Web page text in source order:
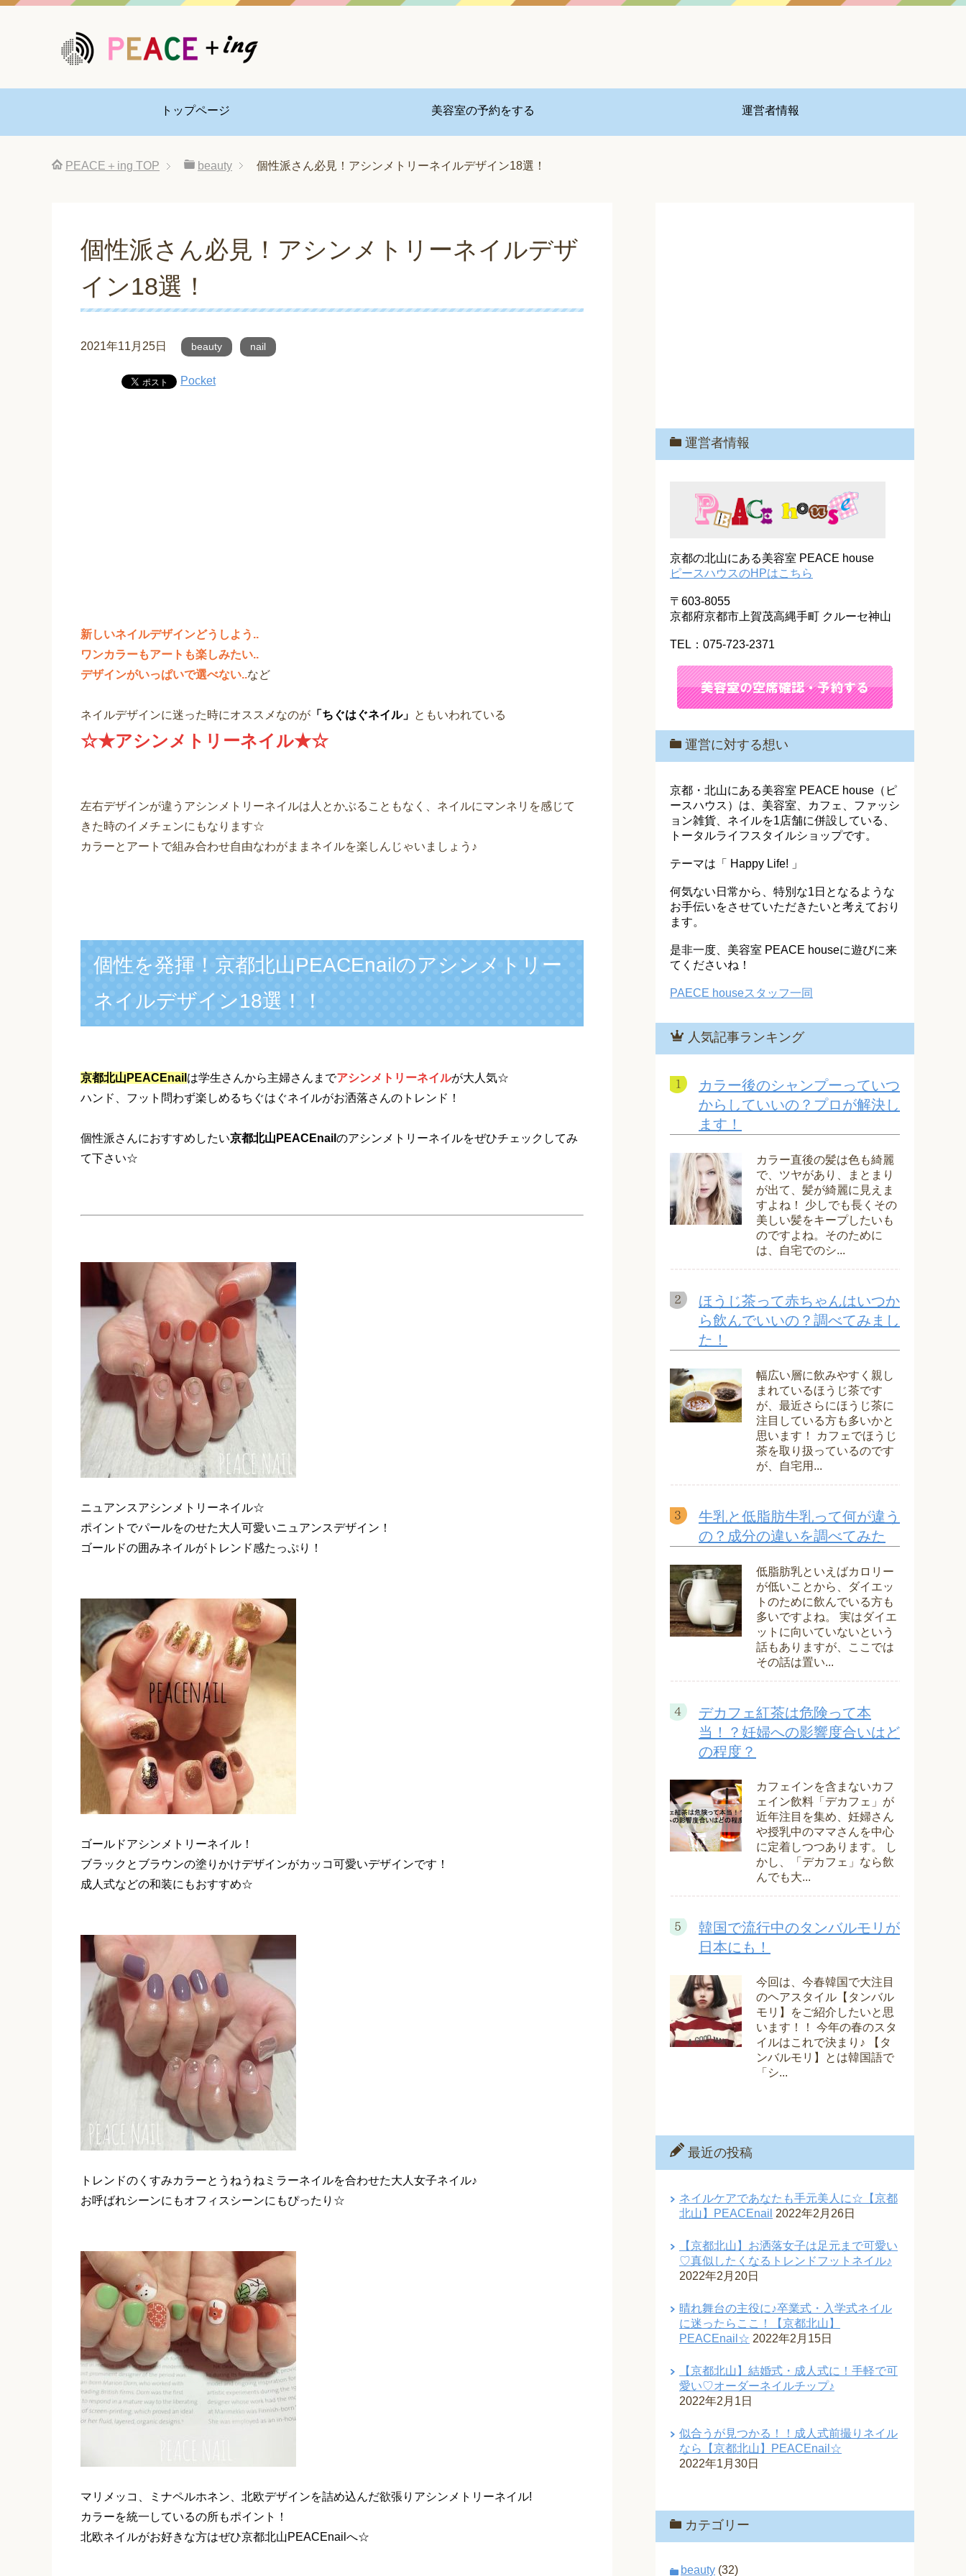
トップページ 美容室の予約をする 運営者情報
PEACE＋ing TOP beauty 個性派さん必見！アシンメトリーネイルデザイン18選！
個性派さん必見！アシンメトリーネイルデザ
イン18選！
2021年11月25日 beauty nail
Pocket
新しいネイルデザインどうしよう..
ワンカラーもアートも楽しみたい..
デザインがいっぱいで選べない..など
ネイルデザインに迷った時にオススメなのが 「ちぐはぐネイル」 ともいわれている
☆★アシンメトリーネイル★☆
左右デザインが違うアシンメトリーネイルは人とかぶることもなく、ネイルにマンネリを感じて
きた時のイメチェンにもなります☆
カラーとアートで組み合わせ自由なわがままネイルを楽しんじゃいましょう♪
個性を発揮！京都北山PEACEnailのアシンメトリー
ネイルデザイン18選！！
京都北山PEACEnail は学生さんから主婦さんまでアシンメトリーネイルが大人気☆
ハンド、フット問わず楽しめるちぐはぐネイルがお洒落さんのトレンド！
個性派さんにおすすめしたい京都北山PEACEnail のアシンメトリーネイルをぜひチェックしてみ
て下さい☆
ニュアンスアシンメトリーネイル☆
ポイントでパールをのせた大人可愛いニュアンスデザイン！
ゴールドの囲みネイルがトレンド感たっぷり！
ゴールドアシンメトリーネイル！
ブラックとブラウンの塗りかけデザインがカッコ可愛いデザインです！
成人式などの和装にもおすすめ☆
トレンドのくすみカラーとうねうねミラーネイルを合わせた大人女子ネイル♪
お呼ばれシーンにもオフィスシーンにもぴったり☆
マリメッコ、ミナペルホネン、北欧デザインを詰め込んだ欲張りアシンメトリーネイル!
カラーを統一しているの所もポイント！
北欧ネイルがお好きな方はぜひ京都北山PEACEnailへ☆
運営者情報
京都の北山にある美容室 PEACE house
ピースハウスのHPはこちら
〒603-8055
京都府京都市上賀茂高縄手町 クルーセ神山
TEL：075-723-2371
運営に対する想い
京都・北山にある美容室 PEACE house（ピ
ースハウス）は、美容室、カフェ、ファッシ
ョン雑貨、ネイルを1店舗に併設している、
トータルライフスタイルショップです。
テーマは「 Happy Life! 」
何気ない日常から、特別な1日となるような
お手伝いをさせていただきたいと考えており
ます。
是非一度、美容室 PEACE houseに遊びに来
てくださいね！
PAECE houseスタッフ一同
人気記事ランキング
カラー後のシャンプーっていつ
からしていいの？プロが解決し
ます！
カラー直後の髪は色も綺麗
で、ツヤがあり、まとまり
が出て、髪が綺麗に見えま
すよね！ 少しでも長くその
美しい髪をキープしたいも
のですよね。そのために
は、自宅でのシ...
ほうじ茶って赤ちゃんはいつか
ら飲んでいいの？調べてみまし
た！
幅広い層に飲みやすく親し
まれているほうじ茶です
が、最近さらにほうじ茶に
注目している方も多いかと
思います！ カフェでほうじ
茶を取り扱っているのです
が、自宅用...
牛乳と低脂肪牛乳って何が違う
の？成分の違いを調べてみた
低脂肪乳といえばカロリー
が低いことから、ダイエッ
トのために飲んでいる方も
多いですよね。 実はダイエ
ットに向いていないという
話もありますが、ここでは
その話は置い...
デカフェ紅茶は危険って本
当！？妊婦への影響度合いはど
の程度？
カフェインを含まないカフ
ェイン飲料「デカフェ」が
近年注目を集め、妊婦さん
や授乳中のママさんを中心
に定着しつつあります。 し
かし、「デカフェ」なら飲
んでも大...
韓国で流行中のタンバルモリが
日本にも！
今回は、今春韓国で大注目
のヘアスタイル【タンバル
モリ】をご紹介したいと思
います！！ 今年の春のスタ
イルはこれで決まり♪ 【タ
ンバルモリ】とは韓国語で
「シ...
最近の投稿
ネイルケアであなたも手元美人に☆【京都
北山】PEACEnail 2022年2月26日
【京都北山】お洒落女子は足元まで可愛い
♡真似したくなるトレンドフットネイル♪
2022年2月20日
晴れ舞台の主役に♪卒業式・入学式ネイル
に迷ったらここ！【京都北山】
PEACEnail☆ 2022年2月15日
【京都北山】結婚式・成人式に！手軽で可
愛い♡オーダーネイルチップ♪
2022年2月1日
似合うが見つかる！！成人式前撮りネイル
なら【京都北山】PEACEnail☆
2022年1月30日
カテゴリー
beauty (32)